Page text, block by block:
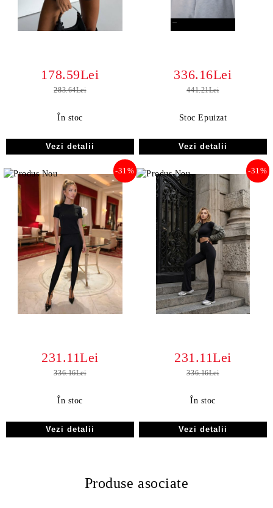
178.59Lei
283.64Lei
În stoc
Vezi detalii
336.16Lei
441.21Lei
Stoc Epuizat
Vezi detalii
-31%
231.11Lei
336.16Lei
În stoc
Vezi detalii
-31%
231.11Lei
336.16Lei
În stoc
Vezi detalii
Produse asociate